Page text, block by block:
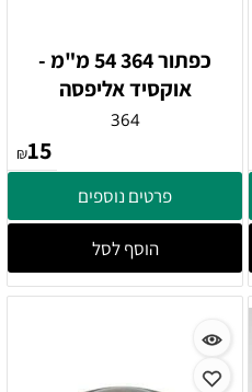
כפתור 364 54 מ"מ -
אוקסיד אליפסה
364
₪15
פרטים נוספים
הוסף לסל